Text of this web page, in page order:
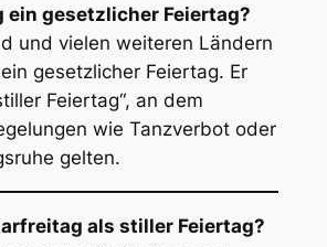
ein gesetzlicher Feiertag?
und vielen weiteren Ländern
gesetzlicher Feiertag. Er
Feiertag“, an dem
wie Tanzverbot oder
gelten.
als stiller Feiertag?